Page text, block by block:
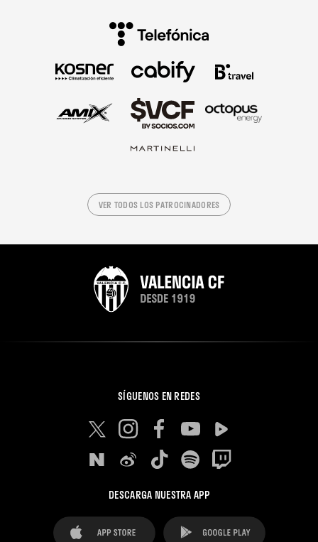
VER TODOS LOS PATROCINADORES
SÍGUENOS EN REDES
DESCARGA NUESTRA APP